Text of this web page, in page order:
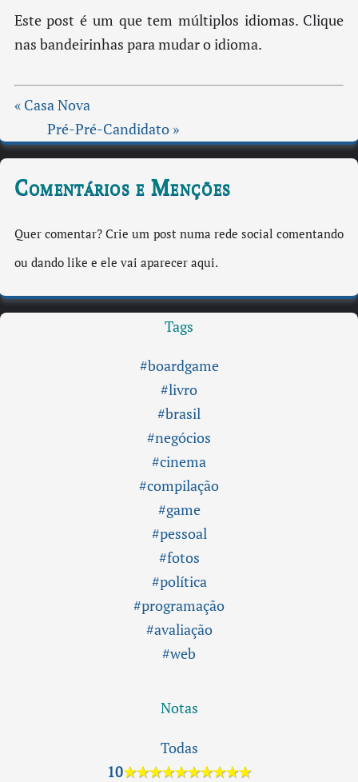
Este post é um que tem múltiplos idiomas. Clique
nas bandeirinhas para mudar o idioma.
« Casa Nova
Pré-Pré-Candidato »
Comentários e Menções
Quer comentar? Crie um post numa rede social comentando
ou dando like e ele vai aparecer aqui.
Tags
#boardgame
#livro
#brasil
#negócios
#cinema
#compilação
#game
#pessoal
#fotos
#política
#programação
#avaliação
#web
Notas
Todas
10★★★★★★★★★★